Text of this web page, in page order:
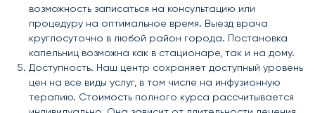
возможность записаться на консультацию или
процедуру на оптимальное время. Выезд врача
круглосуточно в любой район города. Постановка
капельниц возможна как в стационаре, так и на дому.
Доступность. Наш центр сохраняет доступный уровень
цен на все виды услуг, в том числе на инфузионную
терапию. Стоимость полного курса рассчитывается